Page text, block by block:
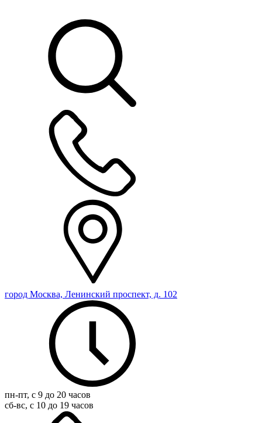
город Москва, Ленинский проспект, д. 102
пн-пт, с 9 до 20 часов
сб-вс, с 10 до 19 часов